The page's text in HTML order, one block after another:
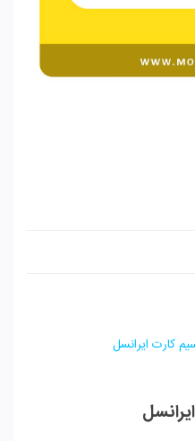
کارت ایرانسل